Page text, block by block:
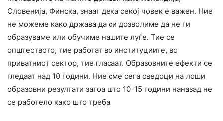
Словенија, Финска, знаат дека секој човек е важен. Ние
не можеме како држава да си дозволиме да не ги
образуваме или обучиме нашите луѓе. Тие се
општеството, тие работат во институциите, во
приватниот сектор, тие гласаат. Образовните ефекти се
гледаат над 10 години. Ние сме сега сведоци на лоши
образовни резултати затоа што 10-15 години наназад не
се работело како што треба.